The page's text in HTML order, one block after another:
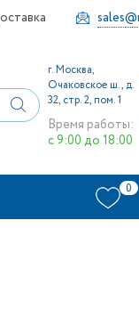
г. Москва,
Очаковское ш., д.
32, стр. 2, пом. 1
Время работы:
с 9:00 до 18:00
0